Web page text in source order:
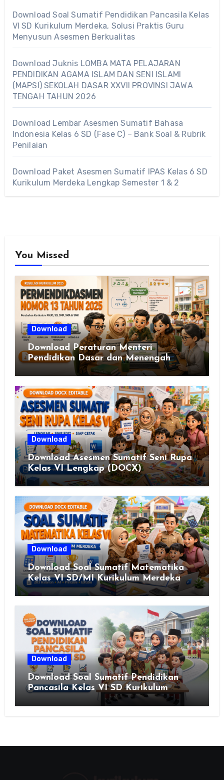
Download Soal Sumatif Pendidikan Pancasila Kelas
VI SD Kurikulum Merdeka, Solusi Praktis Guru
Menyusun Asesmen Berkualitas
Download Juknis LOMBA MATA PELAJARAN
PENDIDIKAN AGAMA ISLAM DAN SENI ISLAMI
(MAPSI) SEKOLAH DASAR XXVII PROVINSI JAWA
TENGAH TAHUN 2026
Download Lembar Asesmen Sumatif Bahasa
Indonesia Kelas 6 SD (Fase C) – Bank Soal & Rubrik
Penilaian
Download Paket Asesmen Sumatif IPAS Kelas 6 SD
Kurikulum Merdeka Lengkap Semester 1 & 2
You Missed
Download
Download Peraturan Menteri
Pendidikan Dasar dan Menengah
Republik Indonesia Nomor 13 Tahun
Download
Download Asesmen Sumatif Seni Rupa
Kelas VI Lengkap (DOCX)
Download
Download Soal Sumatif Matematika
Kelas VI SD/MI Kurikulum Merdeka
Download
Download Soal Sumatif Pendidikan
Pancasila Kelas VI SD Kurikulum
Merdeka, Solusi Praktis Guru
Menyusun Asesmen Berkualitas